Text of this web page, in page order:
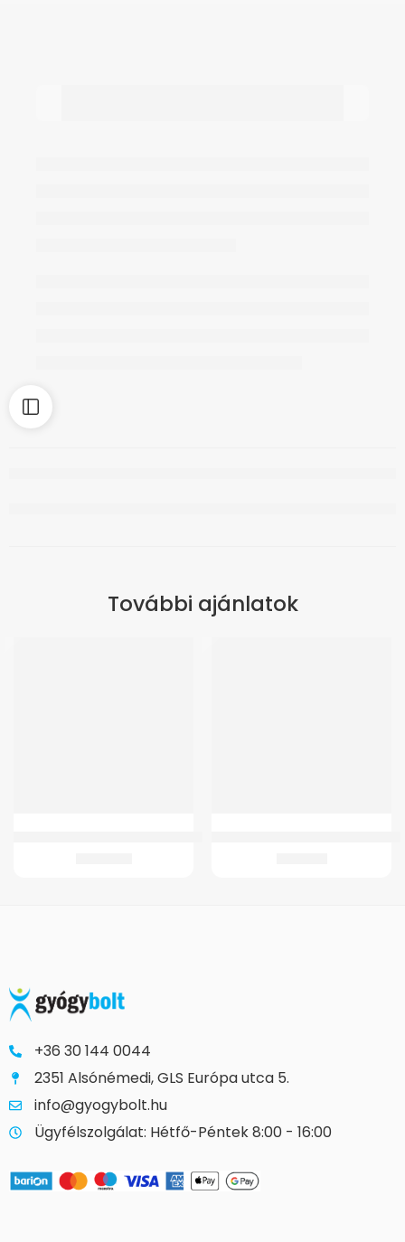
További ajánlatok
+36 30 144 0044
2351 Alsónémedi, GLS Európa utca 5.
info@gyogybolt.hu
Ügyfélszolgálat: Hétfő-Péntek 8:00 - 16:00